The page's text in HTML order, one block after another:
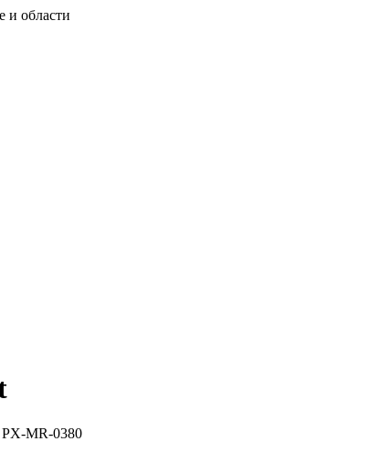
и области
MR-0380